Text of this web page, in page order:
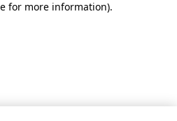
for more information).